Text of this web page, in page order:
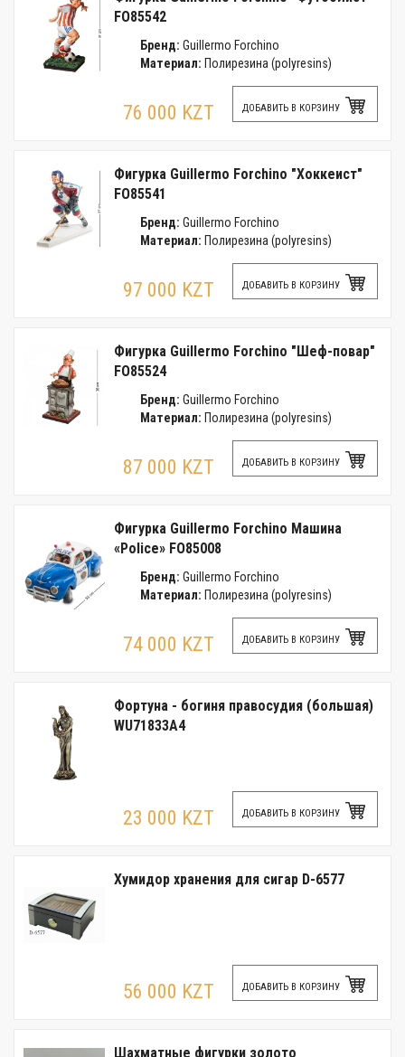
FO85542
Бренд: Guillermo Forchino
Материал: Полирезина (polyresins)
76 000 KZT ДОБАВИТЬ В КОРЗИНУ
Фигурка Guillermo Forchino "Хоккеист"
FO85541
Бренд: Guillermo Forchino
Материал: Полирезина (polyresins)
97 000 KZT ДОБАВИТЬ В КОРЗИНУ
Фигурка Guillermo Forchino "Шеф-повар"
FO85524
Бренд: Guillermo Forchino
Материал: Полирезина (polyresins)
87 000 KZT ДОБАВИТЬ В КОРЗИНУ
Фигурка Guillermo Forchino Машина
«Police» FO85008
Бренд: Guillermo Forchino
Материал: Полирезина (polyresins)
74 000 KZT ДОБАВИТЬ В КОРЗИНУ
Фортуна - богиня правосудия (большая)
WU71833A4
23 000 KZT ДОБАВИТЬ В КОРЗИНУ
Хумидор хранения для сигар D-6577
56 000 KZT ДОБАВИТЬ В КОРЗИНУ
Шахматные фигурки золото